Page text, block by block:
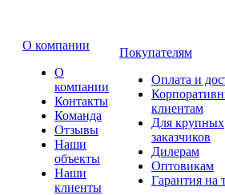
О компании
О
компании
Контакты
Команда
Отзывы
Наши
объекты
Наши
клиенты
Покупателям
Оплата и
клиентам
Для крупных
заказчиков
Дилерам
Оптовикам
Гарантия на